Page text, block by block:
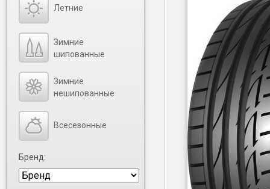
Летние
Зимние
шипованные
Зимние
нешипованные
Всесезонные
Бренд: